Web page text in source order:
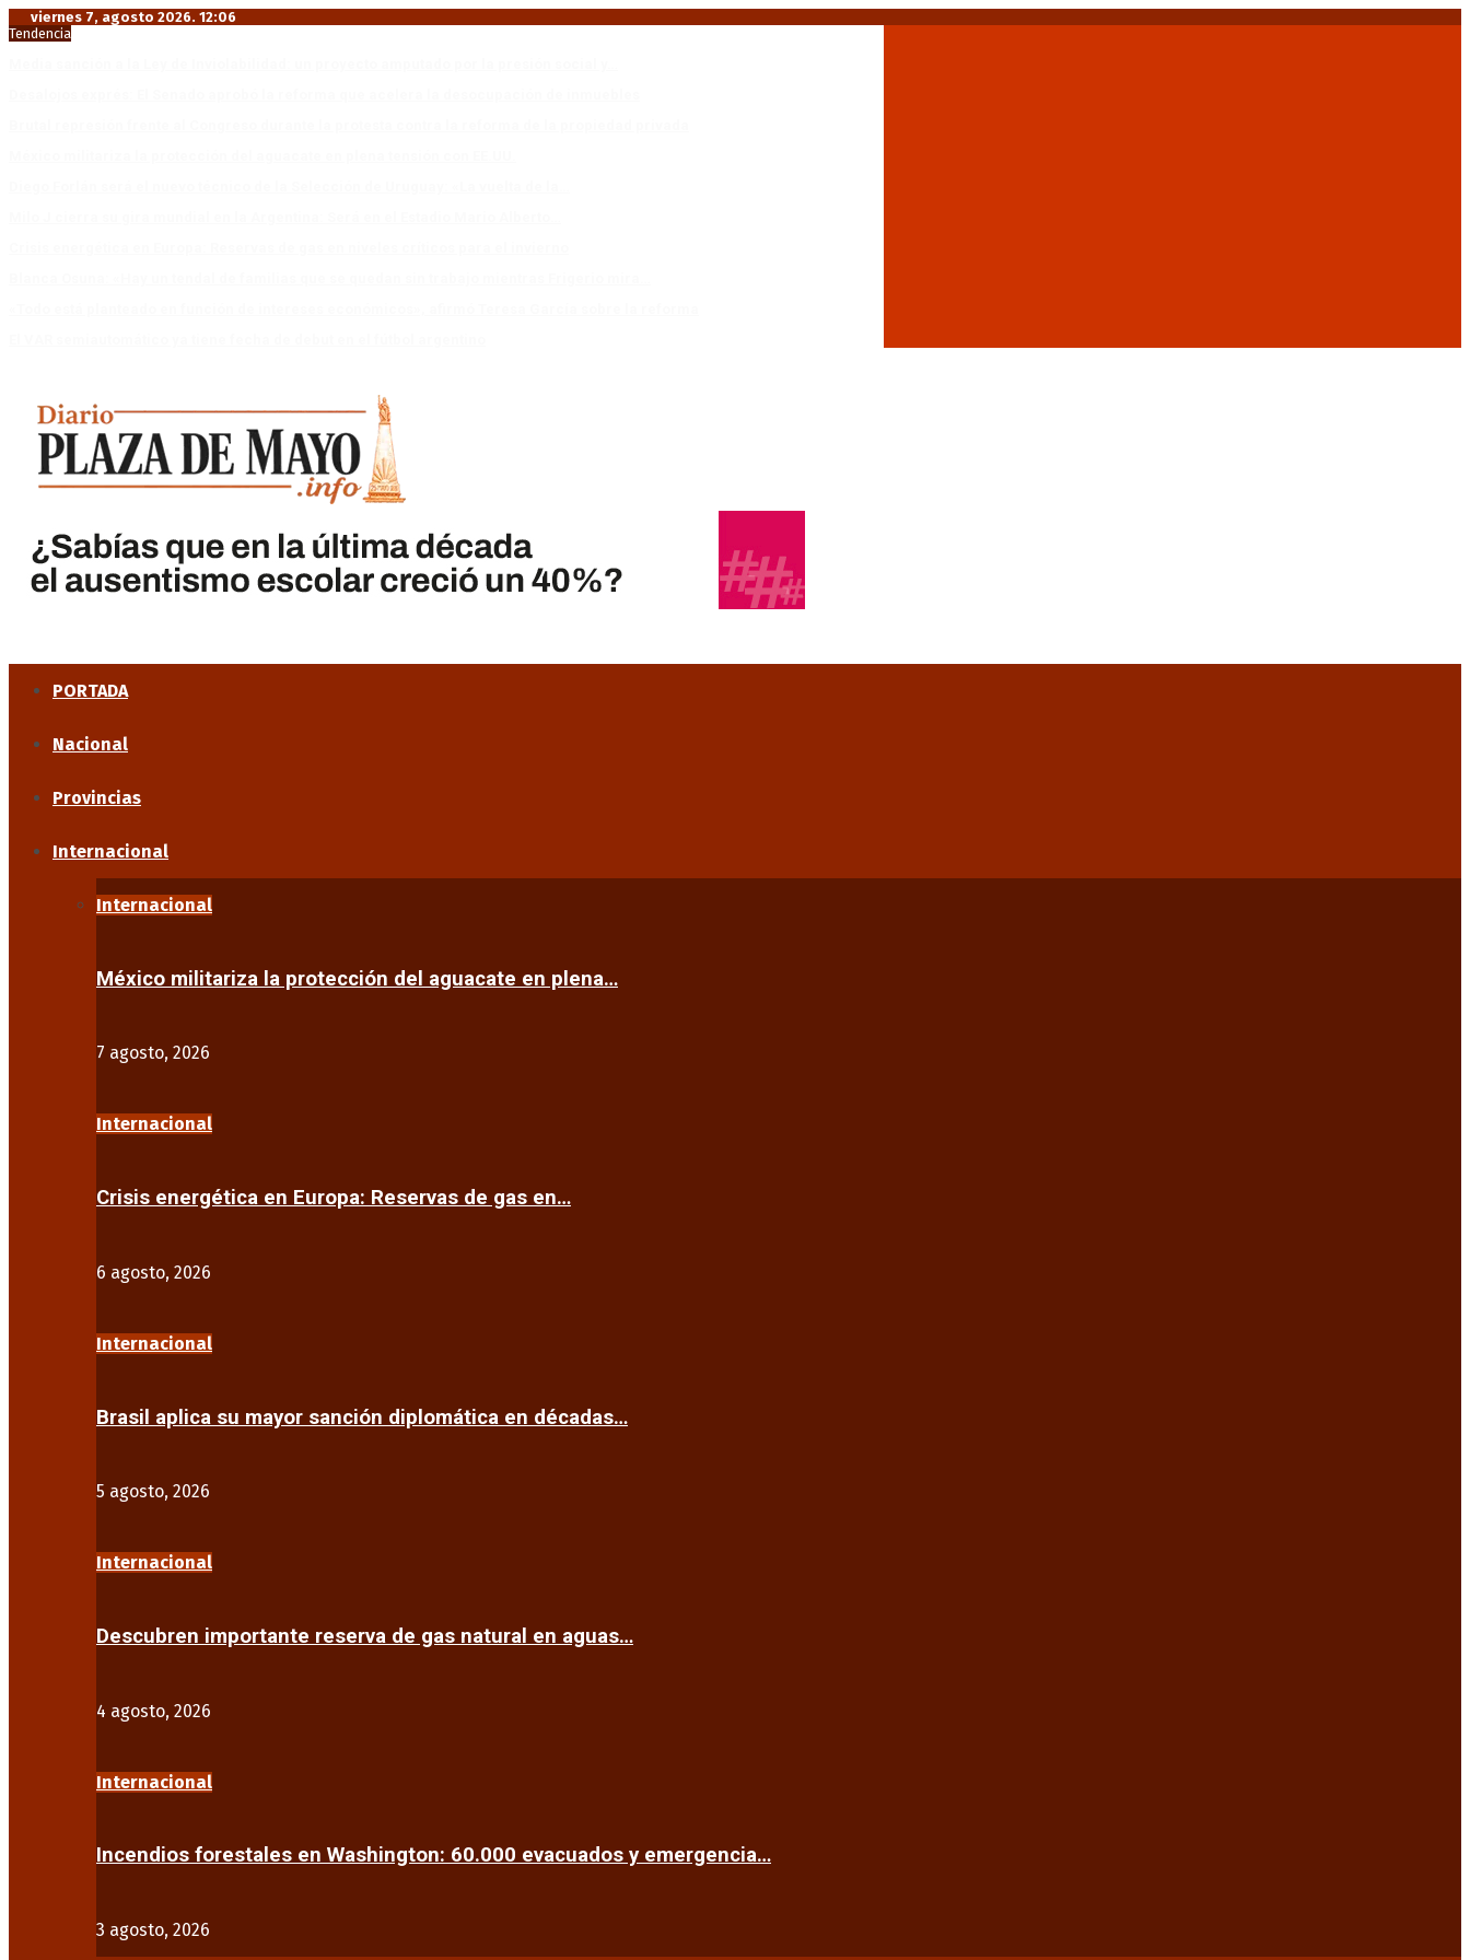
viernes 7, agosto 2026. 12:06
Tendencia
PORTADA
Nacional
Provincias
Internacional
Internacional
México militariza la protección del aguacate en plena…
7 agosto, 2026
Internacional
Crisis energética en Europa: Reservas de gas en…
6 agosto, 2026
Internacional
Brasil aplica su mayor sanción diplomática en décadas…
5 agosto, 2026
Internacional
Descubren importante reserva de gas natural en aguas…
4 agosto, 2026
Internacional
Incendios forestales en Washington: 60.000 evacuados y emergencia…
3 agosto, 2026